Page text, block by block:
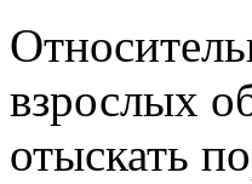
взрослых
отыскать